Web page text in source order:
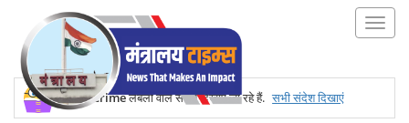
Crimeलेबलों वाले संदेश दिखाए जा रहे हैं. सभी संदेश दिखाएं